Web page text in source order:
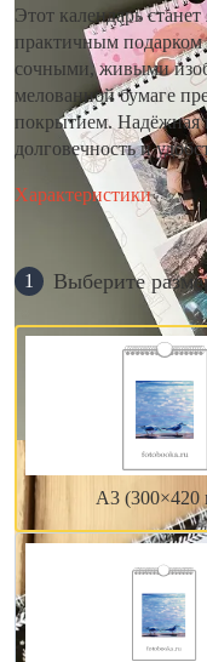
Этот календарь
практичным подарком
сочными, живыми
мелованной бумаге
покрытием. Надёжная
долговечность и
Характеристики
1 Выберите
А3 (300×420